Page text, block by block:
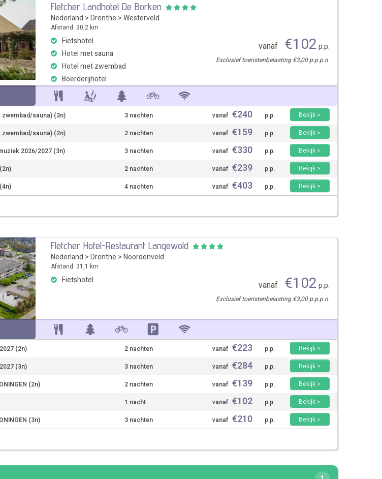
Fletcher Landhotel De Borken
Nederland > Drenthe > Westerveld
Afstand: 30,2 km
Fietshotel
Hotel met sauna
Hotel met zwembad
Boerderijhotel
vanaf €102 p.p.
Exclusief toeristenbelasting €3,00 p.p.p.n.
zwembad/sauna) (3n) 3 nachten vanaf €240 p.p.
Bekijk >
zwembad/sauna) (2n)
2 nachten vanaf €159 p.p.
Bekijk >
2026/2027 (3n)
3 nachten vanaf €330 p.p.
Bekijk >
2 nachten vanaf €239 p.p.
Bekijk >
4 nachten vanaf €403 p.p. Bekijk >
Fletcher Hotel-Restaurant Langewold
Nederland > Drenthe > Noordenveld
Afstand: 31,1 km
Fietshotel vanaf €102 p.p.
Exclusief toeristenbelasting €3,00 p.p.p.n.
(2n) 2 nachten vanaf €223 p.p.
Bekijk >
(3n)
3 nachten vanaf €284 p.p.
Bekijk >
(2n)
2 nachten vanaf €139 p.p.
Bekijk >
1 nacht vanaf €102 p.p.
Bekijk >
(3n)
3 nachten vanaf €210 p.p. Bekijk >